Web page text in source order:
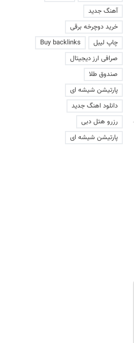
آهنگ جدید
خرید دوچرخه برقی
چاپ لیبل
Buy backlinks
صرافی ارز دیجیتال
صندوق طلا
پارتیشن شیشه ای
دانلود اهنگ جدید
رزرو هتل دبی
پارتیشن شیشه ای